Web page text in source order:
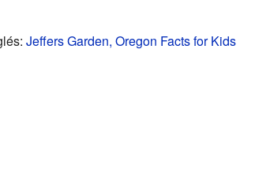
Jeffers Garden, Oregon Facts for Kids